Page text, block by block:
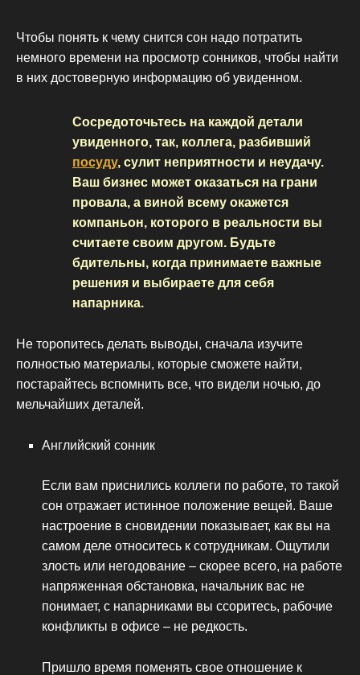
Чтобы понять к чему снится сон надо потратить
немного времени на просмотр сонников, чтобы найти
в них достоверную информацию об увиденном.
Сосредоточьтесь на каждой детали
увиденного, так, коллега, разбивший
посуду, сулит неприятности и неудачу.
Ваш бизнес может оказаться на грани
провала, а виной всему окажется
компаньон, которого в реальности вы
считаете своим другом. Будьте
бдительны, когда принимаете важные
решения и выбираете для себя
напарника.
Не торопитесь делать выводы, сначала изучите
полностью материалы, которые сможете найти,
постарайтесь вспомнить все, что видели ночью, до
мельчайших деталей.
Английский сонник
Если вам приснились коллеги по работе, то такой
сон отражает истинное положение вещей. Ваше
настроение в сновидении показывает, как вы на
самом деле относитесь к сотрудникам. Ощутили
злость или негодование – скорее всего, на работе
напряженная обстановка, начальник вас не
понимает, с напарниками вы ссоритесь, рабочие
конфликты в офисе – не редкость.
Пришло время поменять свое отношение к